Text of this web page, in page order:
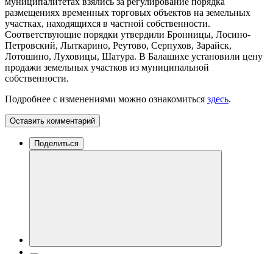
размещениях временных торговых объектов на земельных
участках, находящихся в частной собственности.
Соответствующие порядки утвердили Бронницы, Лосино-
Петровский, Лыткарино, Реутово, Серпухов, Зарайск,
Лотошино, Луховицы, Шатура. В Балашихе установили цену
продажи земельных участков из муниципальной
собственности.
Подробнее с изменениями можно ознакомиться здесь.
Оставить комментарий
Поделиться